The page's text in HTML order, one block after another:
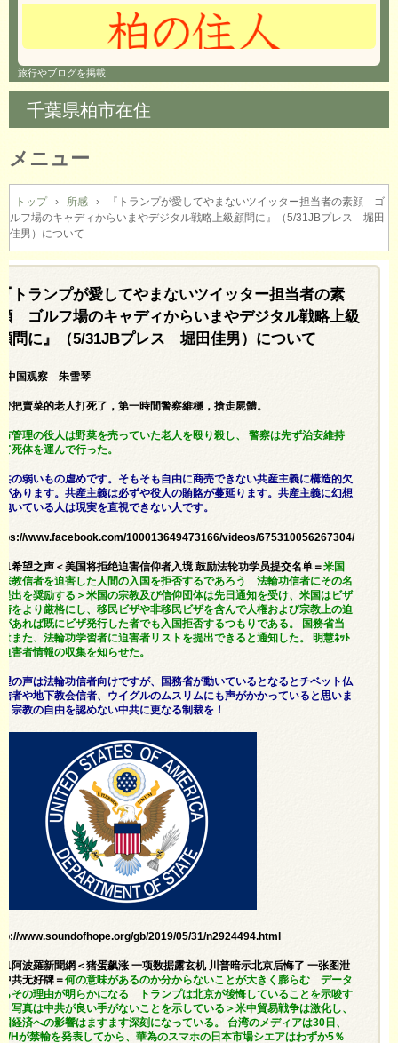
旅行やブログを掲載
千葉県柏市在住
メニュー
コ
ン
テ
ン
ス
キ
ッ
プ
トップ › 所感 ›
『トランプが愛してやまないツイッター担当者の素顔 ゴ
ルフ場のキャディからいまやデジタル戦略上級顧問に』（5/31JBプレス 堀田
佳男）について
トランプが愛してやまないツイッター担当者の素
ゴルフ場のキャディからいまやデジタル戦略上級
問に』（5/31JBプレス 堀田佳男）について
中国观察 朱雪琴
把賣菜的老人打死了，第一時間警察維穩，搶走屍體。
管理の役人は野菜を売っていた老人を殴り殺し、 警察は先ず治安維持
死体を運んで行った。
の弱いもの虐めです。そもそも自由に商売できない共産主義に構造的欠
あります。共産主義は必ずや役人の賄賂が蔓延ります。共産主義に幻想
いている人は現実を直視できない人です。
www.facebook.com/100013649473166/videos/675310056267304/
希望之声＜美国将拒绝迫害信仰者入境 鼓励法轮功学员提交名单＝米国
教信者を迫害した人間の入国を拒否するであろう 法輪功信者にその名
出を奨励する＞米国の宗教及び信仰団体は先日通知を受け、米国はビザ
をより厳格にし、移民ビザや非移民ビザを含んで人権および宗教上の迫
あれば既にビザ発行した者でも入国拒否するつもりである。 国務省当
また、法輪功学習者に迫害者リストを提出できると通知した。 明慧ﾈｯﾄ
害者情報の収集を知らせた。
の声は法輪功信者向けですが、国務省が動いているとなるとチベット仏
者や地下教会信者、ウイグルのムスリムにも声がかかっていると思いま
宗教の自由を認めない中共に更なる制裁を！
www.soundofhope.org/gb/2019/05/31/n2924494.html
阿波羅新聞網＜猪蛋飙涨 一项数据露玄机 川普暗示北京后悔了 一张图泄
共无好牌＝何の意味があるのか分からないことが大きく膨らむ データ
らその理由が明らかになる トランプは北京が後悔していることを示唆す
写真は中共が良い手がないことを示している＞米中貿易戦争は激化し、
経済への影響はますます深刻になっている。 台湾のメディアは30日、
が禁輸を発表してから、華為のスマホの日本市場シエアはわずか5％